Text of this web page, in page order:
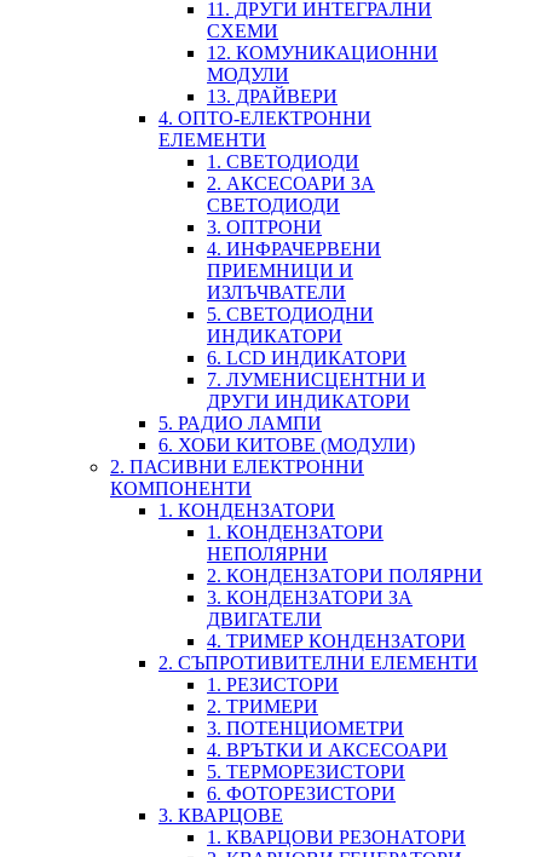
11. ДРУГИ ИНТЕГРАЛНИ
СХЕМИ
12. КОМУНИКАЦИОННИ
МОДУЛИ
13. ДРАЙВЕРИ
4. ОПТО-ЕЛЕКТРОННИ
ЕЛЕМЕНТИ
1. СВЕТОДИОДИ
2. АКСЕСОАРИ ЗА
СВЕТОДИОДИ
3. ОПТРОНИ
4. ИНФРАЧЕРВЕНИ
ПРИЕМНИЦИ И
ИЗЛЪЧВАТЕЛИ
5. СВЕТОДИОДНИ
ИНДИКАТОРИ
6. LCD ИНДИКАТОРИ
7. ЛУМЕНИСЦЕНТНИ И
ДРУГИ ИНДИКАТОРИ
5. РАДИО ЛАМПИ
6. ХОБИ КИТОВЕ (МОДУЛИ)
2. ПАСИВНИ ЕЛЕКТРОННИ
КОМПОНЕНТИ
1. КОНДЕНЗАТОРИ
1. КОНДЕНЗАТОРИ
НЕПОЛЯРНИ
2. КОНДЕНЗАТОРИ ПОЛЯРНИ
3. КОНДЕНЗАТОРИ ЗА
ДВИГАТЕЛИ
4. ТРИМЕР КОНДЕНЗАТОРИ
2. СЪПРОТИВИТЕЛНИ ЕЛЕМЕНТИ
1. РЕЗИСТОРИ
2. ТРИМЕРИ
3. ПОТЕНЦИОМЕТРИ
4. ВРЪТКИ И АКСЕСОАРИ
5. ТЕРМОРЕЗИСТОРИ
6. ФОТОРЕЗИСТОРИ
3. КВАРЦОВЕ
1. КВАРЦОВИ РЕЗОНАТОРИ